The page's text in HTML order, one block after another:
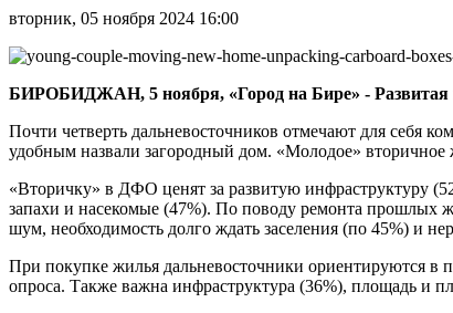
жилье
больше
всего
ценят
на
Востоке
вторник, 05 ноября 2024 16:00
БИРОБИДЖАН, 5 ноября, «Город на Бире» - Развитая
Почти четверть дальневосточников отмечают для себя
удобным назвали загородный дом. «Молодое»
«Вторичку» в ДФО ценят за развитую инфраструктуру
запахи и насекомые (47%). По поводу ремонта прошлых
шум, необходимость долго ждать заселения (по 45%) и
При покупке жилья дальневосточники ориентируются в
опроса. Также важна инфраструктура (36%), площадь и